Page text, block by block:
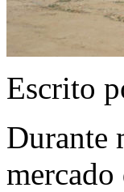
Escrito
Durante